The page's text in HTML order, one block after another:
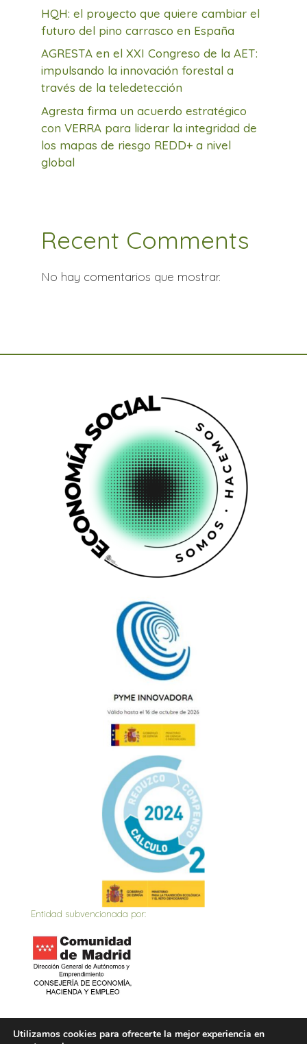
HQH: el proyecto que quiere cambiar el
futuro del pino carrasco en España
AGRESTA en el XXI Congreso de la AET:
impulsando la innovación forestal a
través de la teledetección
Agresta firma un acuerdo estratégico
con VERRA para liderar la integridad de
los mapas de riesgo REDD+ a nivel
global
Recent Comments
No hay comentarios que mostrar.
Entidad subvencionada por:
Utilizamos cookies para ofrecerte la mejor experiencia en